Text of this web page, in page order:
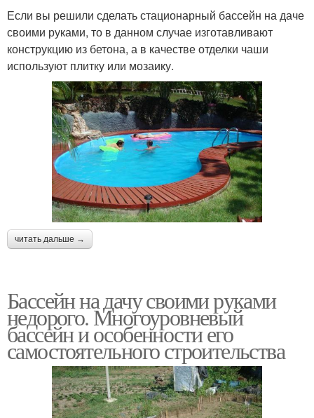
Если вы решили сделать стационарный бассейн на даче
своими руками, то в данном случае изготавливают
конструкцию из бетона, а в качестве отделки чаши
используют плитку или мозаику.
читать дальше →
Бассейн на дачу своими руками
недорого. Многоуровневый
бассейн и особенности его
самостоятельного строительства